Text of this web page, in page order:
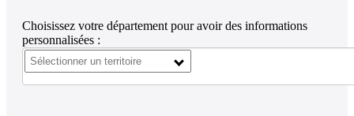
Choisissez votre département pour avoir des informations
personnalisées :